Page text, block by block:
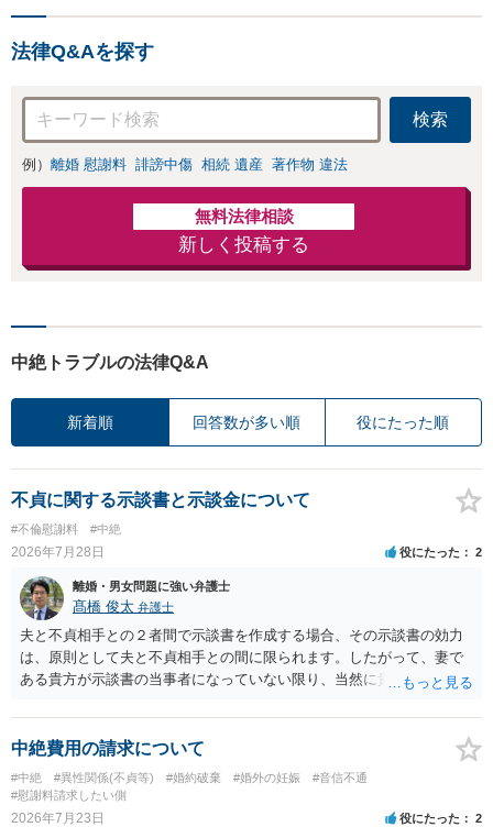
法律Q&Aを探す
検索
例） 離婚 慰謝料 誹謗中傷 相続 遺産 著作物 違法
無料法律相談
新しく投稿する
中絶トラブルの法律Q&A
新着順 回答数が多い順 役にたった順
不貞に関する示談書と示談金について
#不倫慰謝料 #中絶
2026年7月28日 役にたった 2
離婚・男女問題に強い弁護士
髙橋 俊太 弁護士
夫と不貞相手との２者間で示談書を作成する場合、その示談書の効力
は、原則として夫と不貞相手との間に限られます。したがって、妻で
ある貴方が示談書の当事者になっていない限り、当然に貴方の不貞慰
避けるためには、示談書の中に「本示談は夫と不貞相手との間の清算
に限るものであり、妻の不貞相手に対する慰謝料請求権を放棄・制限
するものではない」旨を明記しておく方が安全です。また、清算条項
を入れる場合にも、「夫と不貞相手との間に限る」と対象を明確にす
べきです。 他方、不貞相手が夫から示談金を受け取る場合、その名目
中絶費用の請求について
#中絶 #異性関係(不貞等) #婚約破棄 #婚外の妊娠
#音信不通
#慰謝料請求したい側
2026年7月23日 役にたった 2